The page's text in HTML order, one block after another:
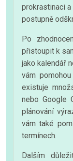
prokrastinaci
postupně
Po
přistoupit k
jako kalendář
vám
existuje
nebo Google
plánování
vám také
termínech.
Dalším